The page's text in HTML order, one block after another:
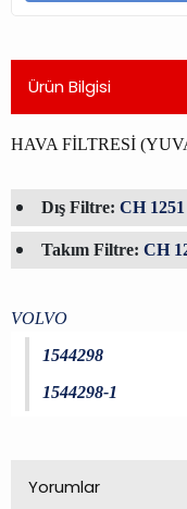
Ürün Bilgisi
HAVA FİLTRESİ
Dış Filtre: CH 1251
Takım Filtre: CH
VOLVO
1544298
1544298-1
Yorumlar